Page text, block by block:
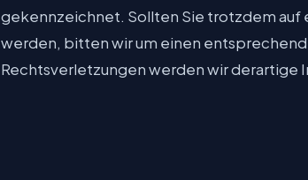
gekennzeichnet. Sollten Sie trotzdem
werden, bitten wir um einen
Rechtsverletzungen werden wir derartige